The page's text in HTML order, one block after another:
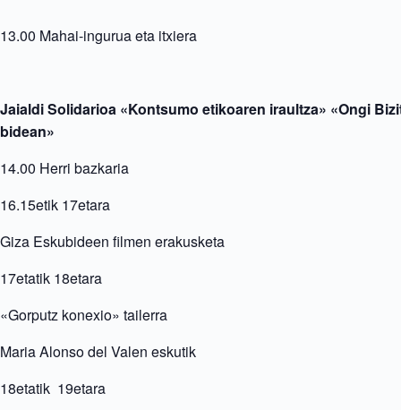
13.00 Mahai-ingurua eta itxiera
Jaialdi Solidarioa «Kontsumo etikoaren iraultza» «Ongi
bidean»
14.00 Herri bazkaria
16.15etik 17etara
Giza Eskubideen filmen erakusketa
17etatik 18etara
«Gorputz konexio» tailerra
Maria Alonso del Valen eskutik
18etatik 19etara